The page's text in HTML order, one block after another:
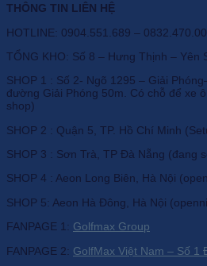
THÔNG TIN LIÊN HỆ
HOTLINE: 0904.551.689 –
TỔNG KHO: Số 8 – Hưng Thịnh – Yên
SHOP 1 : Số 2- Ngõ 1295 – Giải
đường Giải Phóng 50m. Có chỗ để xe
shop)
SHOP 2 : Quận 5, TP. Hồ Chí Minh
SHOP 3 : Sơn Trà, TP Đà Nẵng (đang
SHOP 4 : Aeon Long Biên, Hà Nội
SHOP 5: Aeon Hà Đông, Hà Nội
FANPAGE 1: Golfmax Group
FANPAGE 2: GolfMax Việt Nam – Số 1